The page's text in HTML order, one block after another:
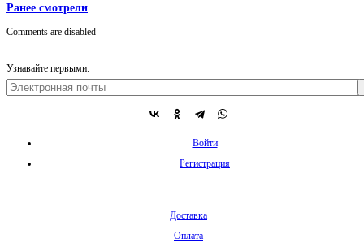
Ранее смотрели
Comments are disabled
Узнавайте первыми:
Войти
Регистрация
Доставка
Оплата